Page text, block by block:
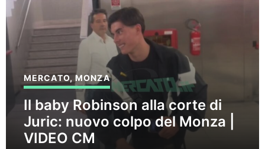
MERCATO,MONZA
Il baby Robinson alla corte di
Juric: nuovo colpo del Monza |
VIDEO CM